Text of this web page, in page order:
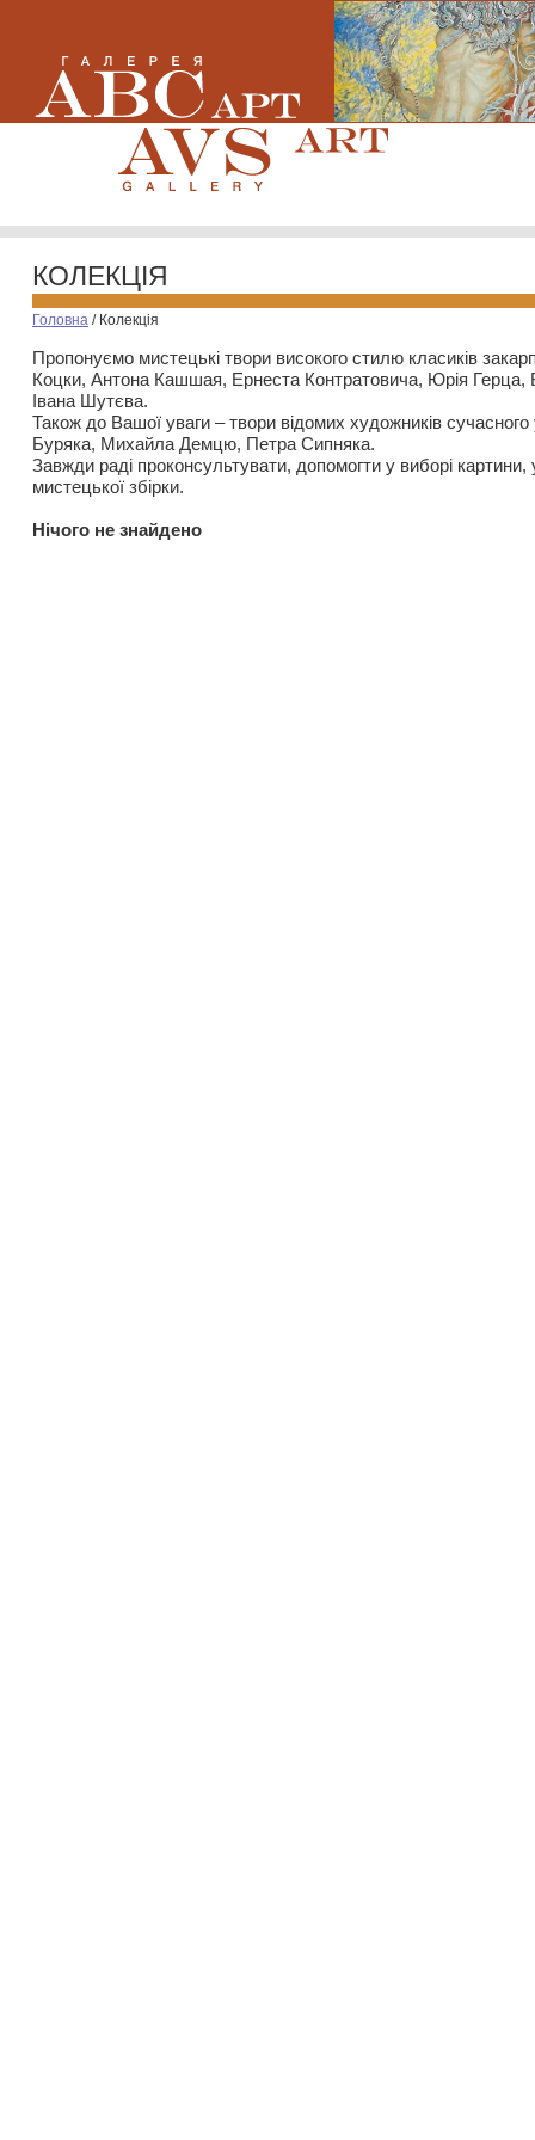
КОЛЕКЦІЯ
Головна / Колекція
Пропонуємо мистецькі твори високого стилю класиків
Коцки, Антона Кашшая, Ернеста Контратовича, Юрія
Івана Шутєва.
Також до Вашої уваги – твори відомих художників
Буряка, Михайла Демцю, Петра Сипняка.
Завжди раді проконсультувати, допомогти у виборі картини,
мистецької збірки.
Нiчого не знайдено